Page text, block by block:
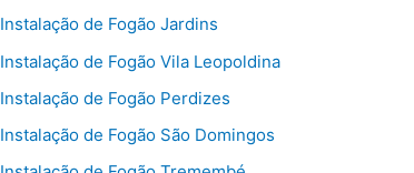
Instalação de Fogão Jardins
Instalação de Fogão Vila Leopoldina
Instalação de Fogão Perdizes
Instalação de Fogão São Domingos